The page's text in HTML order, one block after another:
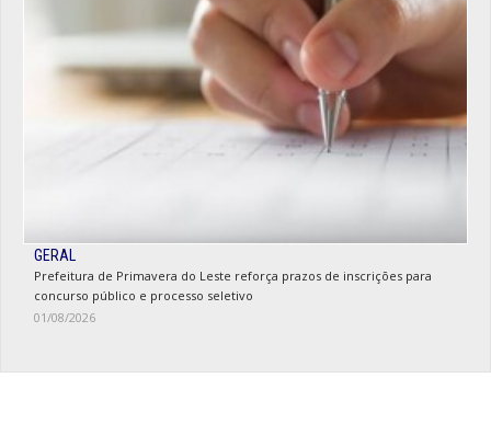
GERAL
Prefeitura de Primavera do Leste reforça prazos de inscrições para
concurso público e processo seletivo
01/08/2026